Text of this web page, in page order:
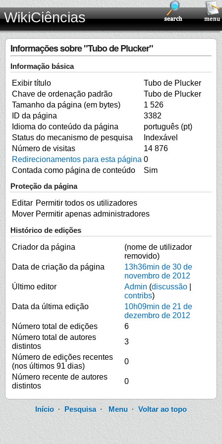
WikiCiências
Informações sobre "Tubo de Plucker"
Informação básica
Exibir título
Tubo de Plucker
Chave de ordenação padrão
Tubo de Plucker
Tamanho da página (em bytes)
1 526
ID da página
3382
Idioma do conteúdo da página
português (pt)
Status do mecanismo de pesquisa
Indexável
Número de visitas
14 876
Redirecionamentos para esta página 0
Contada como página de conteúdo
Sim
Proteção da página
Editar Permitir todos os utilizadores
Mover Permitir apenas administradores
Histórico de edições
Criador da página
(nome de utilizador
removido)
Data de criação da página
13h36min de 30 de
novembro de 2012
Último editor
Admin (discussão
contribs)
Data da última edição
10h09min de 21 de
dezembro de 2012
Número total de edições
6
Número total de autores
distintos
3
Número de edições recentes
(nos últimos 91 dias)
0
Número recente de autores
distintos
0
Início·Pesquisa·Menu ·Voltar ao topo